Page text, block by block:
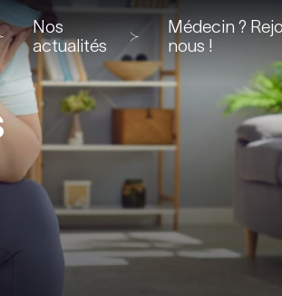
Nos
actualités
Médecin ?
nous !